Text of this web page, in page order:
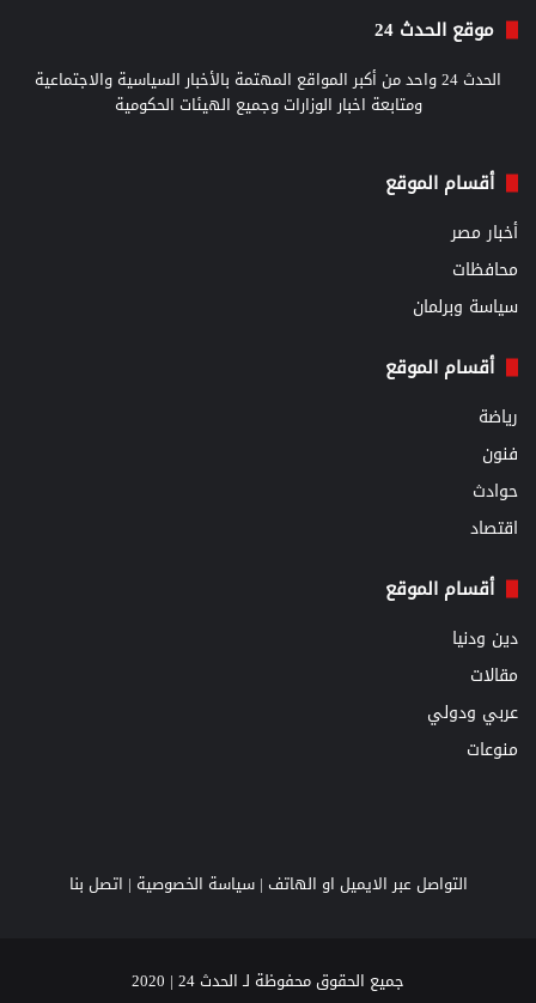
موقع الحدث 24
الحدث 24 واحد من أكبر المواقع المهتمة بالأخبار السياسية والاجتماعية
ومتابعة اخبار الوزارات وجميع الهيئات الحكومية
أقسام الموقع
أخبار مصر
محافظات
سياسة وبرلمان
أقسام الموقع
رياضة
فنون
حوادث
اقتصاد
أقسام الموقع
دين ودنيا
مقالات
عربي ودولي
منوعات
التواصل عبر الايميل او الهاتف |سياسة الخصوصية | اتصل بنا
جميع الحقوق محفوظة لـ الحدث 24 | 2020